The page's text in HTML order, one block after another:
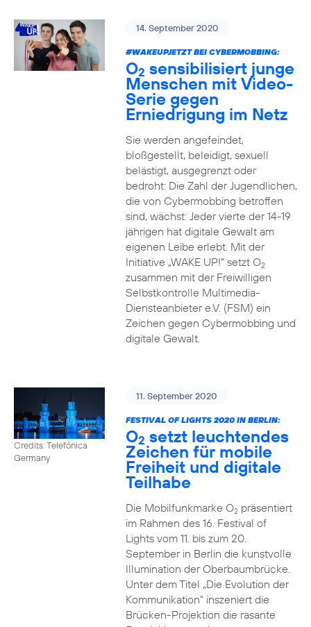
14. September 2020
#WAKEUPJETZT BEI CYBERMOBBING:
O2 sensibilisiert junge
Menschen mit Video-
Serie gegen
Erniedrigung im Netz
Sie werden angefeindet,
bloßgestellt, beleidigt, sexuell
belästigt, ausgegrenzt oder
bedroht: Die Zahl der Jugendlichen,
die von Cybermobbing betroffen
sind, wächst: Jeder vierte der 14-19
jährigen hat digitale Gewalt am
eigenen Leibe erlebt. Mit der
Initiative „WAKE UP!“ setzt O2
zusammen mit der Freiwilligen
Selbstkontrolle Multimedia-
Diensteanbieter e.V. (FSM) ein
Zeichen gegen Cybermobbing und
digitale Gewalt.
Credits: Telefónica
Germany
11. September 2020
FESTIVAL OF LIGHTS 2020 IN BERLIN:
O2 setzt leuchtendes
Zeichen für mobile
Freiheit und digitale
Teilhabe
Die Mobilfunkmarke O2präsentiert
im Rahmen des 16. Festival of
Lights vom 11. bis zum 20.
September in Berlin die kunstvolle
Illumination der Oberbaumbrücke.
Unter dem Titel „Die Evolution der
Kommunikation“ inszeniert die
Brücken-Projektion die rasante